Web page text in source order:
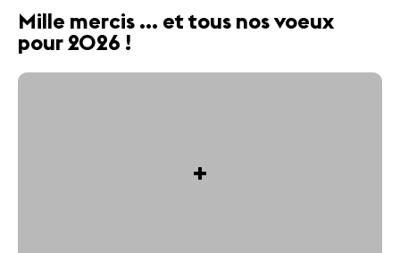
Mille mercis ... et tous nos voeux
pour 2026 !
+